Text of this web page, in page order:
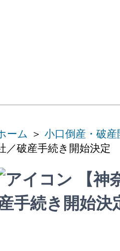
ーム ＞ 小口倒産・破産
／破産手続き開始決定
【神
手続き開始決